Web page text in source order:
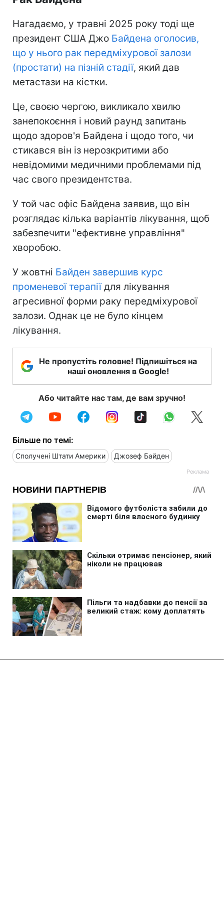
Нагадаємо, у травні 2025 року тоді ще
президент США Джо Байдена оголосив,
що у нього рак передміхурової залози
(простати) на пізній стадії, який дав
метастази на кістки.
Це, своєю чергою, викликало хвилю
занепокоєння і новий раунд запитань
щодо здоров'я Байдена і щодо того, чи
стикався він із нерозкритими або
невідомими медичними проблемами під
час свого президентства.
У той час офіс Байдена заявив, що він
розглядає кілька варіантів лікування, щоб
забезпечити "ефективне управління"
хворобою.
У жовтні Байден завершив курс
променевої терапіїдля лікування
агресивної форми раку передміхурової
залози. Однак це не було кінцем
лікування.
Не пропустіть головне! Підпишіться на
наші оновлення в Google!
Або читайте нас там, де вам зручно!
Більше по темі:
Сполучені Штати Америки Джозеф Байден